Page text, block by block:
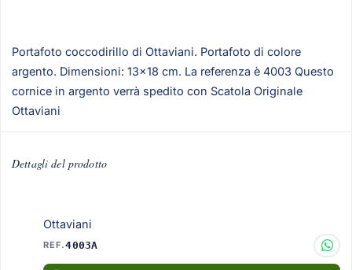
Portafoto coccodirillo di Ottaviani. Portafoto di colore
argento. Dimensioni: 13x18 cm. La referenza è 4003 Questo
cornice in argento verrà spedito con Scatola Originale
Ottaviani
Dettagli del prodotto
Ottaviani
REF.4003A